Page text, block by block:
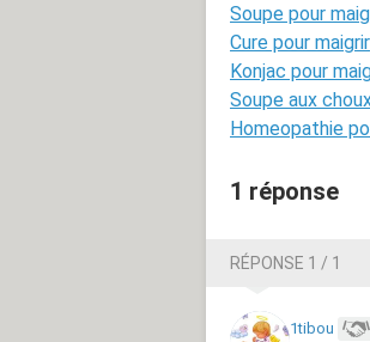
Soupe pour
Cure pour maigrir
Konjac pour
Soupe aux
Homeopathie
1 réponse
RÉPONSE 1 / 1
1tibou